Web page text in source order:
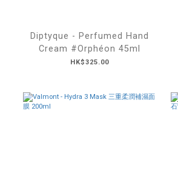
Diptyque - Perfumed Hand
Cream #Orphéon 45ml
HK$325.00